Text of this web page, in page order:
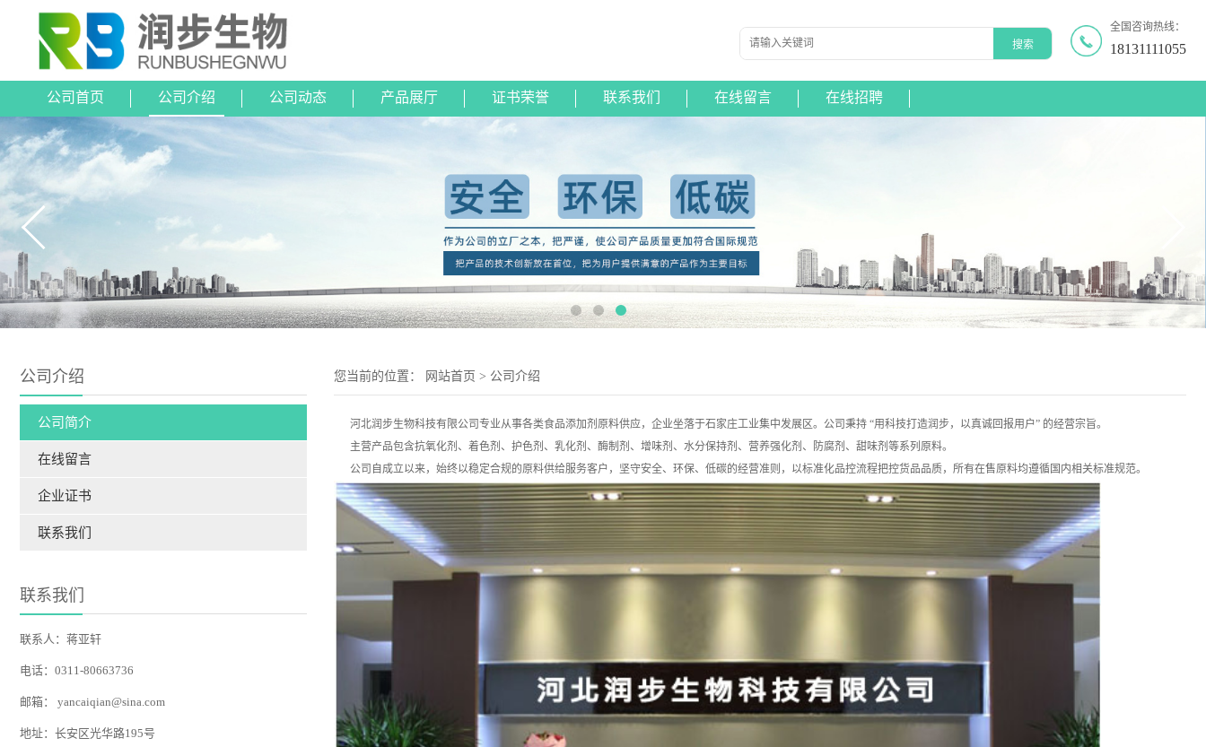
全国咨询热线：
18131111055
公司首页 公司介绍 公司动态 产品展厅 证书荣誉 联系我们 在线留言 在线招聘
公司介绍
公司简介
在线留言
企业证书
联系我们
联系我们
联系人：蒋亚轩
电话：0311-80663736
邮箱： yancaiqian@sina.com
地址：长安区光华路195号
您当前的位置： 网站首页 > 公司介绍
河北润步生物科技有限公司专业从事各类食品添加剂原料供应，企业坐落于石家庄工业集中发展区。公司秉持 “用科技打造润步，以真诚回报用户” 的经营宗旨。
主营产品包含抗氧化剂、着色剂、护色剂、乳化剂、酶制剂、增味剂、水分保持剂、营养强化剂、防腐剂、甜味剂等系列原料。
公司自成立以来，始终以稳定合规的原料供给服务客户，坚守安全、环保、低碳的经营准则，以标准化品控流程把控货品品质，所有在售原料均遵循国内相关标准规范。